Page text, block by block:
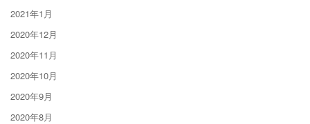
2021年1月
2020年12月
2020年11月
2020年10月
2020年9月
2020年8月